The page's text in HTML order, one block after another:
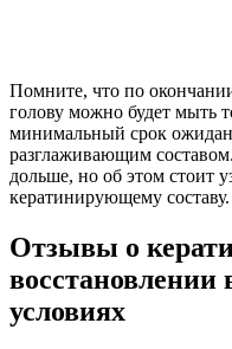
Помните, что по
голову можно будет мыть
минимальный срок
разглаживающим
дольше, но об этом стоит
кератинирующему составу.
Отзывы о
условиях